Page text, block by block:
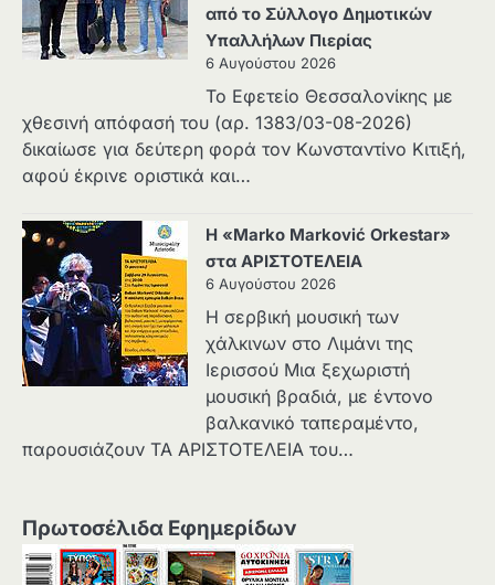
από το Σύλλογο Δημοτικών
Υπαλλήλων Πιερίας
6 Αυγούστου 2026
Το Εφετείο Θεσσαλονίκης με
χθεσινή απόφασή του (αρ. 1383/03-08-2026)
δικαίωσε για δεύτερη φορά τον Κωνσταντίνο Κιτιξή,
αφού έκρινε οριστικά και…
Η «Marko Marković Orkestar»
στα ΑΡΙΣΤΟΤΕΛΕΙΑ
6 Αυγούστου 2026
Η σερβική μουσική των
χάλκινων στο Λιμάνι της
Ιερισσού Μια ξεχωριστή
μουσική βραδιά, με έντονο
βαλκανικό ταπεραμέντο,
παρουσιάζουν ΤΑ ΑΡΙΣΤΟΤΕΛΕΙΑ του…
Πρωτοσέλιδα Εφημερίδων